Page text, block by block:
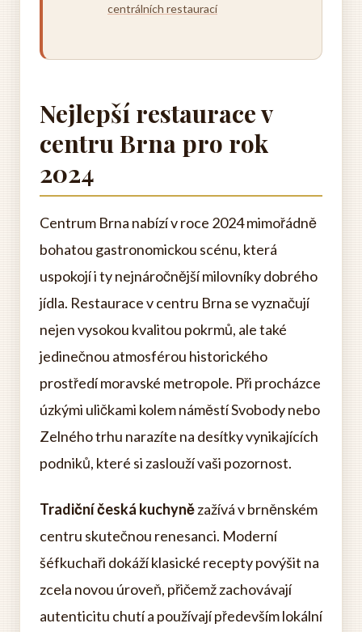
centrálních restaurací
Nejlepší restaurace v
centru Brna pro rok
2024
Centrum Brna nabízí v roce 2024 mimořádně
bohatou gastronomickou scénu, která
uspokojí i ty nejnáročnější milovníky dobrého
jídla. Restaurace v centru Brna se vyznačují
nejen vysokou kvalitou pokrmů, ale také
jedinečnou atmosférou historického
prostředí moravské metropole. Při procházce
úzkými uličkami kolem náměstí Svobody nebo
Zelného trhu narazíte na desítky vynikajících
podniků, které si zaslouží vaši pozornost.
Tradiční česká kuchynězažívá v brněnském
centru skutečnou renesanci. Moderní
šéfkuchaři dokáží klasické recepty povýšit na
zcela novou úroveň, přičemž zachovávají
autenticitu chutí a používají především lokální